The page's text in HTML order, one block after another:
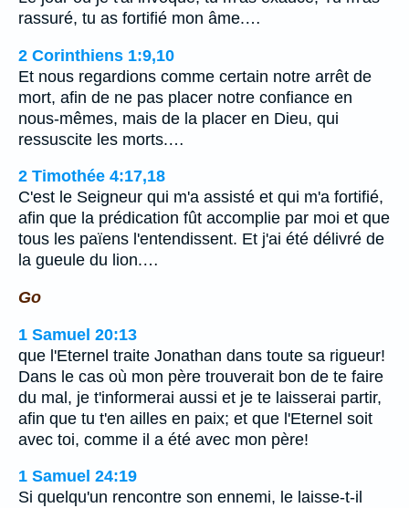
rassuré, tu as fortifié mon âme.…
2 Corinthiens 1:9,10
Et nous regardions comme certain notre arrêt de
mort, afin de ne pas placer notre confiance en
nous-mêmes, mais de la placer en Dieu, qui
ressuscite les morts.…
2 Timothée 4:17,18
C'est le Seigneur qui m'a assisté et qui m'a fortifié,
afin que la prédication fût accomplie par moi et que
tous les païens l'entendissent. Et j'ai été délivré de
la gueule du lion.…
Go
1 Samuel 20:13
que l'Eternel traite Jonathan dans toute sa rigueur!
Dans le cas où mon père trouverait bon de te faire
du mal, je t'informerai aussi et je te laisserai partir,
afin que tu t'en ailles en paix; et que l'Eternel soit
avec toi, comme il a été avec mon père!
1 Samuel 24:19
Si quelqu'un rencontre son ennemi, le laisse-t-il